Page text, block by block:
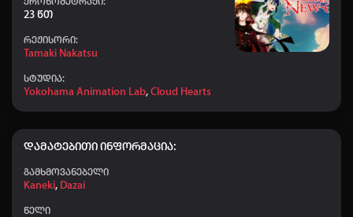
👤 SAKI_641 +10 18:45
👤 faqtKing_464 +20 15:27
23 წთ
რეჟისორი:
Tamaki Nakatsu
სტუდია:
Yokohama Animation Lab, Cloud Hearts
დამატებითი ინფორმაცია:
გამხმოვანებელი
Kaneki, Dazai
წელი